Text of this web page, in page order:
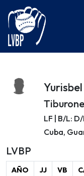
LF | B/L:
Cuba,
LVBP
AÑO JJ VB